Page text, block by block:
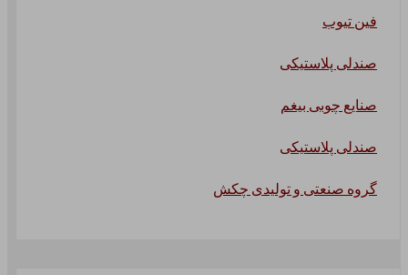
فین تیوب
صندلی پلاستیکی
صنایع چوبی بیغم
صندلی پلاستیکی
گروه صنعتی و تولیدی چکش